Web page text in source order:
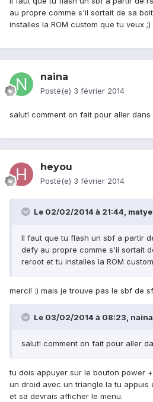
au propre comme s'il sortait de sa
installes la ROM custom que tu veux ;)
naina
Posté(e) 3 février 2014
salut! comment on fait pour aller dans
heyou
Posté(e) 3 février 2014
Le 02/02/2014 à 21:44,
Il faut que tu flash un sbf a partir
defy au propre comme s'il sortait
reroot et tu installes la ROM
merci! :) mais je trouve pas le sbf de
Le 03/02/2014 à 08:23,
salut! comment on fait pour aller
tu dois appuyer sur le bouton power
un droid avec un triangle la tu appuis
et sa devrais afficher le menu.